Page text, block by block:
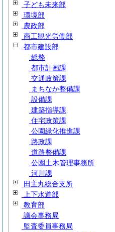
子ども未来部
環境部
農政部
商工観光労働部
都市建設部
総務
都市計画課
交通政策課
まちなか整備課
設備課
建築指導課
住宅政策課
公園緑化推進課
路政課
道路整備課
公園土木管理事務所
河川課
田主丸総合支所
上下水道部
教育部
議会事務局
監査委員事務局